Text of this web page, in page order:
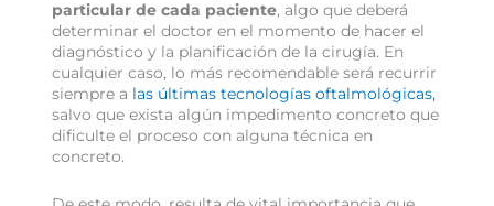
particular de cada paciente, algo que deberá
determinar el doctor en el momento de hacer el
diagnóstico y la planificación de la cirugía. En
cualquier caso, lo más recomendable será recurrir
siempre a las últimas tecnologías oftalmológicas,
salvo que exista algún impedimento concreto que
dificulte el proceso con alguna técnica en
concreto.